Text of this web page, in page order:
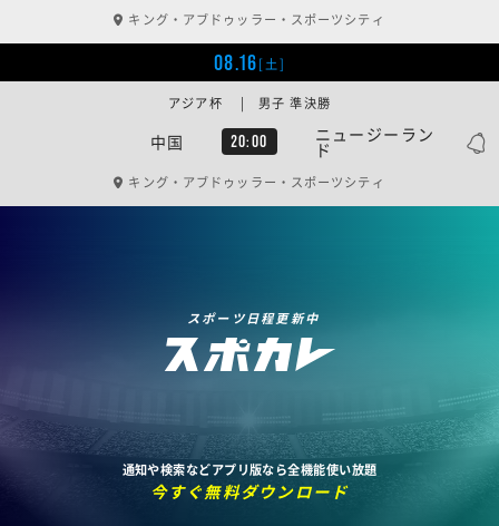
キング・アブドゥッラー・スポーツシティ
08.16[土]
中国 20:00 ニュージーラン
ド
アジア杯 | 男子 準決勝
キング・アブドゥッラー・スポーツシティ
スポーツ日程更新中
通知や検索などアプリ版なら全機能使い放題
今すぐ無料ダウンロード